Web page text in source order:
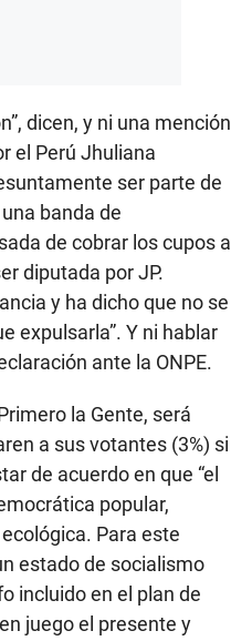
dicen, y ni una mención
el Perú Jhuliana
ser parte de
banda de
de cobrar los cupos a
diputada por JP.
y ha dicho que no se
expulsarla”. Y ni hablar
ante la ONPE.
la Gente, será
a sus votantes (3%) si
de acuerdo en que “el
popular,
Para este
estado de socialismo
incluido en el plan de
juego el presente y